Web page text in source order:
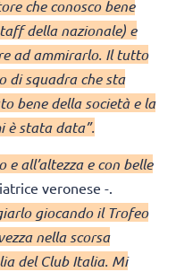
che conosco bene
della nazionale) e
ad ammirarlo. Il tutto
di squadra che sta
bene della società e la
è stata data”.
all’altezza e con belle
veronese -.
giocando il Trofeo
nella scorsa
del Club Italia. Mi